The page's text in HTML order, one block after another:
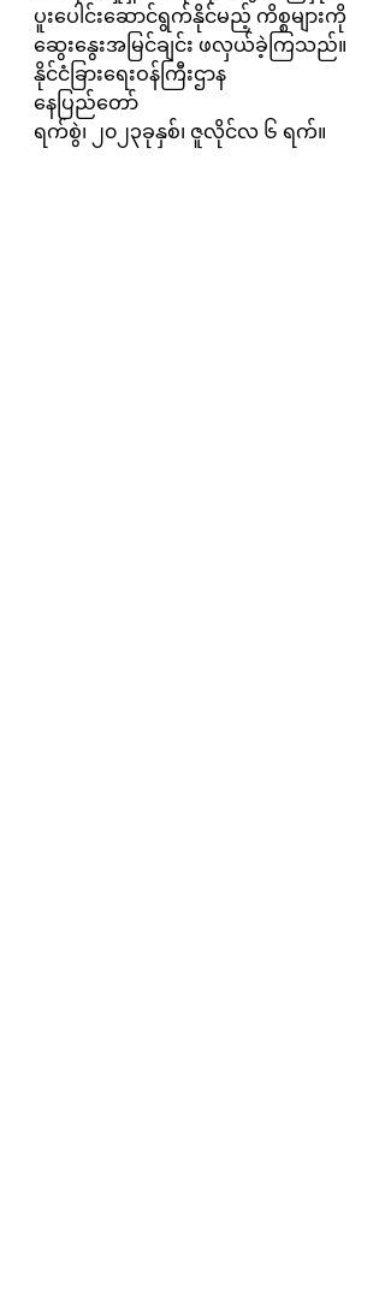
ပူးပေါင်းဆောင်ရွက်နိုင်မည့် ကိစ္စများကို
ဆွေးနွေးအမြင်ချင်း ဖလှယ်ခဲ့ကြသည်။
နိုင်ငံခြားရေးဝန်ကြီးဌာန
နေပြည်တော်
ရက်စွဲ၊ ၂၀၂၃ခုနှစ်၊ ဇူလိုင်လ ၆ ရက်။